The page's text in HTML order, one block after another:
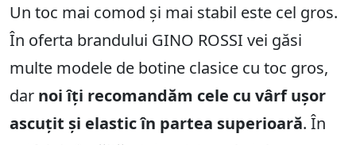
Un toc mai comod și mai stabil este cel gros.
În oferta brandului GINO ROSSI vei găsi
multe modele de botine clasice cu toc gros,
dar noi îți recomandăm cele cu vârf ușor
ascuțit și elastic în partea superioară. În